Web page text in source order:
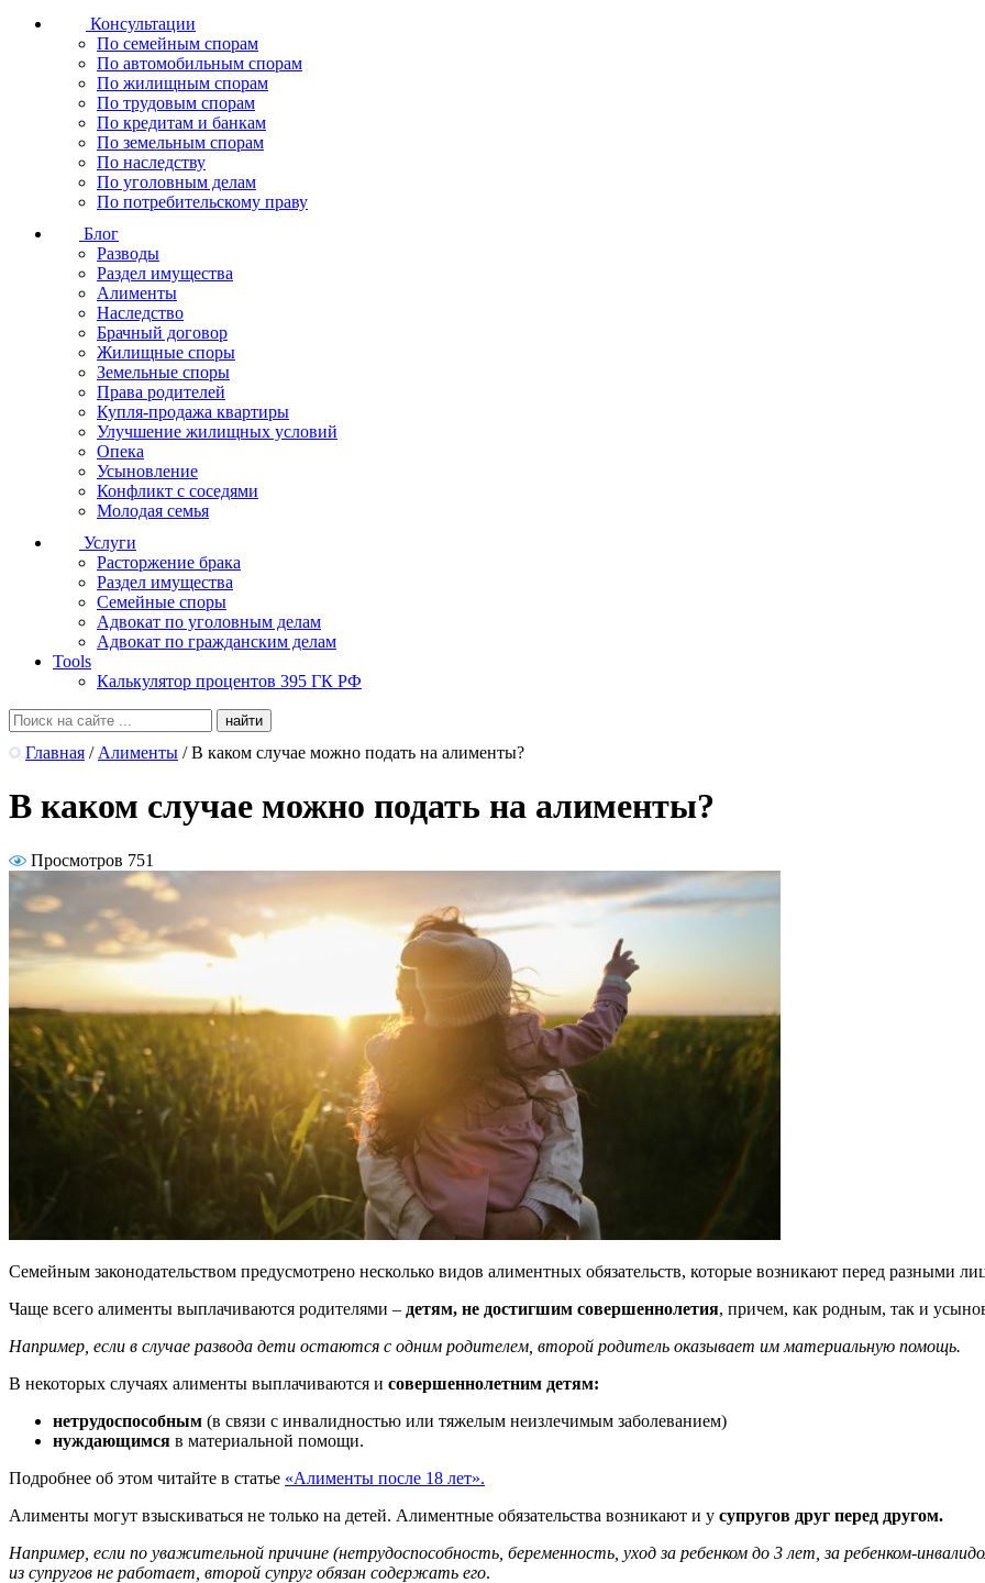
Консультации
По семейным спорам
По автомобильным спорам
По жилищным спорам
По трудовым спорам
По кредитам и банкам
По земельным спорам
По наследству
По уголовным делам
По потребительскому праву
Блог
Разводы
Раздел имущества
Алименты
Наследство
Брачный договор
Жилищные споры
Земельные споры
Права родителей
Купля-продажа квартиры
Улучшение жилищных условий
Опека
Усыновление
Конфликт с соседями
Молодая семья
Услуги
Расторжение брака
Раздел имущества
Семейные споры
Адвокат по уголовным делам
Адвокат по гражданским делам
Tools
Калькулятор процентов 395 ГК РФ
Главная / Алименты / В каком случае можно подать на алименты?
В каком случае можно подать на алименты?
Просмотров 751
Семейным законодательством предусмотрено несколько видов алиментных обязательств, которые возникают перед разными
Чаще всего алименты выплачиваются родителями – детям, не достигшим совершеннолетия, причем, как родным, так и
Например, если в случае развода дети остаются с одним родителем, второй родитель оказывает им материальную помощь.
В некоторых случаях алименты выплачиваются и совершеннолетним детям:
нетрудоспособным (в связи с инвалидностью или тяжелым неизлечимым заболеванием)
нуждающимся в материальной помощи.
Подробнее об этом читайте в статье «Алименты после 18 лет».
Алименты могут взыскиваться не только на детей. Алиментные обязательства возникают и у супругов друг перед другом.
Например, если по уважительной причине (нетрудоспособность, беременность, уход за ребенком до 3 лет, за ребенком-
из супругов не работает, второй супруг обязан содержать его.